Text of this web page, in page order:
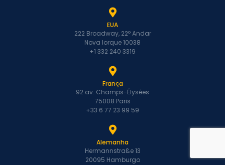
EUA
222 Broadway, 22º Andar
Nova Iorque 10038
+1 332 240 3319
França
92 av. Champs-Élysées
75008 Paris
+33 6 77 23 99 59
Alemanha
Hermannstraße 13
20095 Hamburgo